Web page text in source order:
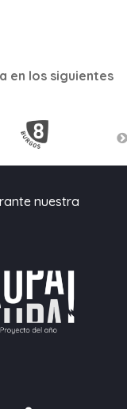
en los siguientes
nuestra